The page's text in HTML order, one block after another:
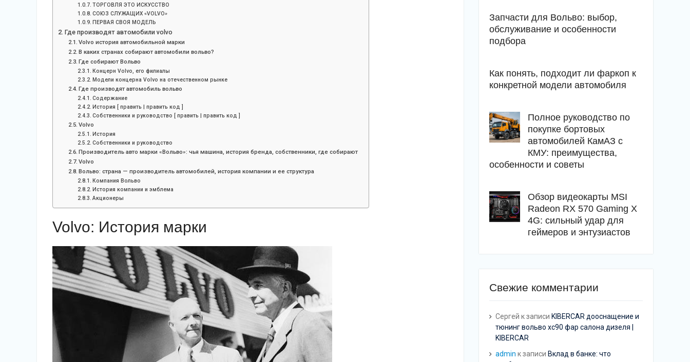
ТОРГОВЛЯ ЭТО ИСКУССТВО
СОЮЗ СЛУЖАЩИХ «VOLVO»
ПЕРВАЯ СВОЯ МОДЕЛЬ
Где производят автомобили volvo
Volvo история автомобильной марки
В каких странах собирают автомобили вольво?
Где собирают Вольво
Концерн Volvo, его филиалы
Модели концерна Volvo на отечественном рынке
Где производят автомобиль вольво
Содержание
История [ править | править код ]
Собственники и руководство [ править | править код ]
Volvo
История
Собственники и руководство
Производитель авто марки «Вольво»: чья машина, история бренда, собственники, где собирают
Volvo
Вольво: страна — производитель автомобилей, история компании и ее структура
Компания Вольво
История компании и эмблема
Акционеры
Volvo: История марки
Запчасти для Вольво: выбор,
обслуживание и особенности
подбора
Как понять, подходит ли фаркоп к
конкретной модели автомобиля
Полное руководство по
покупке бортовых
автомобилей КамАЗ с
КМУ: преимущества,
особенности и советы
Обзор видеокарты MSI
Radeon RX 570 Gaming X
4G: сильный удар для
геймеров и энтузиастов
Свежие комментарии
Сергей к записи KIBERCAR дооснащение и
тюнинг вольво хс90 фар салона дизеля |
KIBERCAR
admin к записи Вклад в банке: что